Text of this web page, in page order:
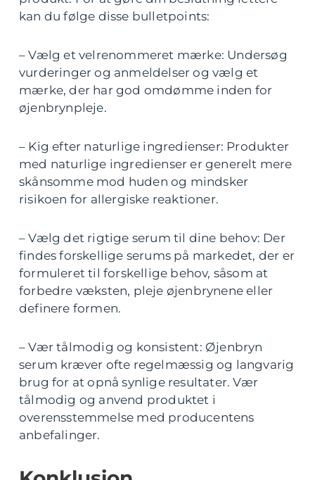
kan du følge disse bulletpoints:
– Vælg et velrenommeret mærke: Undersøg
vurderinger og anmeldelser og vælg et
mærke, der har god omdømme inden for
øjenbrynpleje.
– Kig efter naturlige ingredienser: Produkter
med naturlige ingredienser er generelt mere
skånsomme mod huden og mindsker
risikoen for allergiske reaktioner.
– Vælg det rigtige serum til dine behov: Der
findes forskellige serums på markedet, der er
formuleret til forskellige behov, såsom at
forbedre væksten, pleje øjenbrynene eller
definere formen.
– Vær tålmodig og konsistent: Øjenbryn
serum kræver ofte regelmæssig og langvarig
brug for at opnå synlige resultater. Vær
tålmodig og anvend produktet i
overensstemmelse med producentens
anbefalinger.